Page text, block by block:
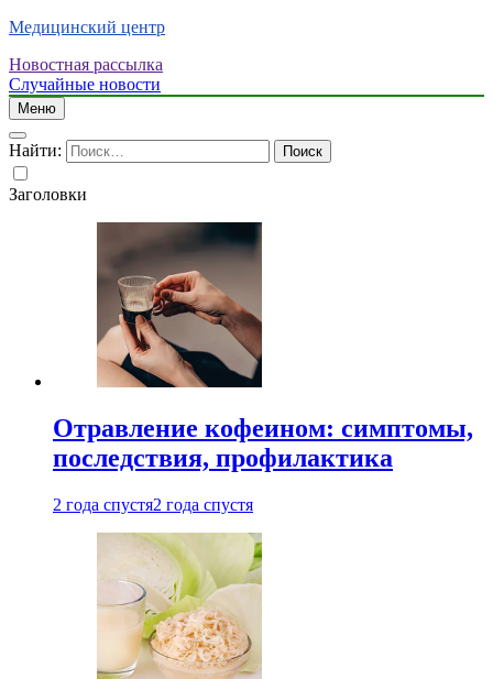
Медицинский центр
Новостная рассылка
Случайные новости
Меню
Найти:
Заголовки
Отравление кофеином: симптомы,
последствия, профилактика
2 года спустя2 года спустя